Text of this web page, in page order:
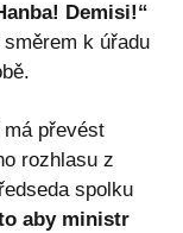
Demisi!“
k úřadu
převést
rozhlasu z
spolku
aby ministr